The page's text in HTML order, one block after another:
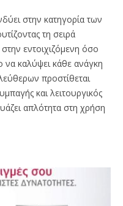
στην κατηγορία των
τη σειρά
εντοιχιζόμενη όσο
να καλύψει κάθε ανάγκη
προστίθεται
και λειτουργικός
απλότητα στη χρήση